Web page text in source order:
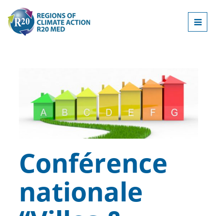
Conférence
nationale